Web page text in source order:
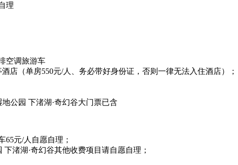
理
空调旅游车
店（单房550元/人、务必带好身份证，否则一律无法入住酒店）；
公园 下渚湖·奇幻谷大门票已含
元/人自愿自理；
渚湖·奇幻谷其他收费项目请自愿自理；